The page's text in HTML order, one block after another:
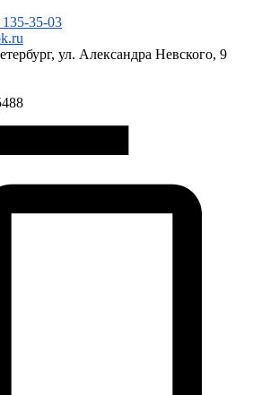
35-03
ул. Александра Невского, 9